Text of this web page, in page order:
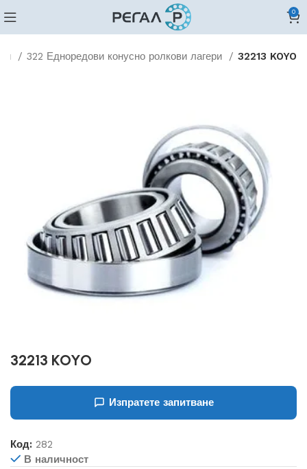
0
322 Едноредови конусно ролкови лагери 32213 KOYO
32213 KOYO
Изпратете запитване
Код:282
В наличност